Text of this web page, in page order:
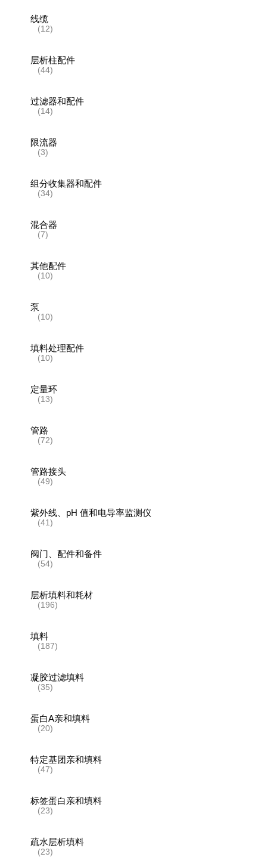
线缆
(12)
层析柱配件
(44)
过滤器和配件
(14)
限流器
(3)
组分收集器和配件
(34)
混合器
(7)
其他配件
(10)
泵
(10)
填料处理配件
(10)
定量环
(13)
管路
(72)
管路接头
(49)
紫外线、pH 值和电导率监测仪
(41)
阀门、配件和备件
(54)
层析填料和耗材
(196)
填料
(187)
凝胶过滤填料
(35)
蛋白A亲和填料
(20)
特定基团亲和填料
(47)
标签蛋白亲和填料
(23)
疏水层析填料
(23)